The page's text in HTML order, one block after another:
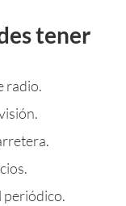
tener
radio.
periódico.